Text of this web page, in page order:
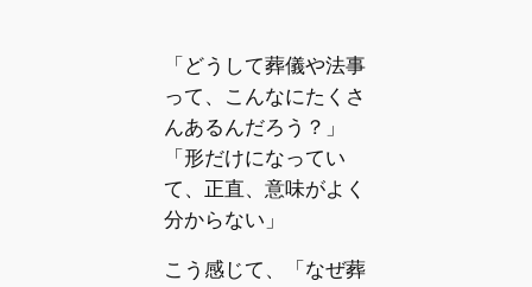
「どうして葬儀や法事
って、こんなにたくさ
んあるんだろう？」
「形だけになってい
て、正直、意味がよく
分からない」
こう感じて、「なぜ葬